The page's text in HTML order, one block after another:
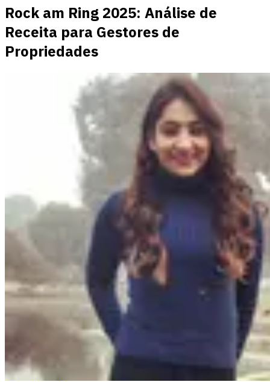
Rock am Ring 2025: Análise de
Receita para Gestores de
Propriedades